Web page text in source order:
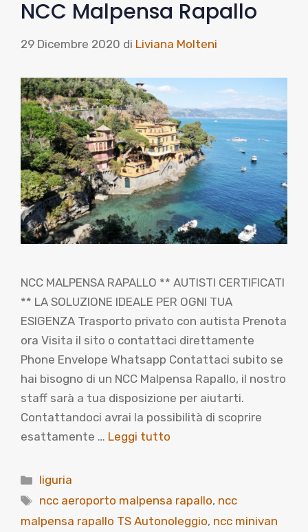
NCC Malpensa Rapallo
29 Dicembre 2020 di Liviana Molteni
NCC MALPENSA RAPALLO ** AUTISTI CERTIFICATI
** LA SOLUZIONE IDEALE PER OGNI TUA
ESIGENZA Trasporto privato con autista Prenota
ora Visita il sito o contattaci direttamente
Phone Envelope Whatsapp Contattaci subito se
hai bisogno di un NCC Malpensa Rapallo, il nostro
staff sarà a tua disposizione per aiutarti.
Contattandoci avrai la possibilità di scoprire
esattamente … Leggi tutto
Categorie
liguria
Tag
ncc aeroporto malpensa rapallo, ncc
malpensa rapallo TS Autonoleggio, ncc minivan